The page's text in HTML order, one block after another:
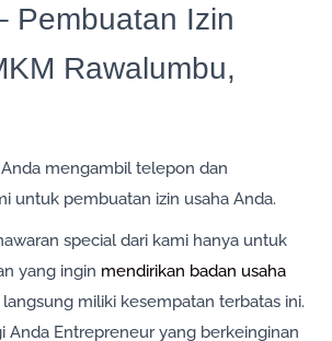
Pembuatan Izin
Rawalumbu,
mengambil telepon dan
untuk pembuatan izin usaha Anda.
special dari kami hanya untuk
yang ingin mendirikan badan usaha
langsung miliki kesempatan terbatas ini.
Anda Entrepreneur yang berkeinginan